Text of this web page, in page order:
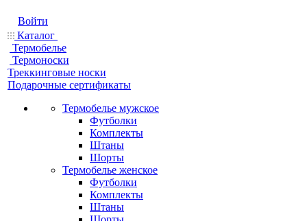
Войти
Каталог
Термобелье
Термоноски
Треккинговые носки
Подарочные сертификаты
Термобелье мужское
Футболки
Комплекты
Штаны
Шорты
Термобелье женское
Футболки
Комплекты
Штаны